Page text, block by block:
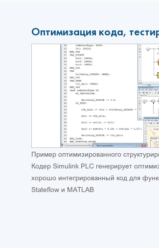
Оптимизация кода,
Пример оптимизированного
Кодер Simulink PLC генерирует
хорошо интегрированный код для
Stateflow и MATLAB